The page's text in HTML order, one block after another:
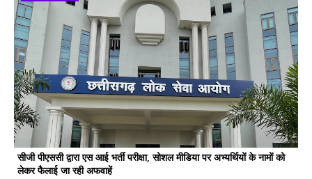
सीजी पीएससी द्वारा एस आई भर्ती परीक्षा, सोशल मीडिया पर अभ्यर्थियों के नामों को
लेकर फैलाई जा रही अफवाहें